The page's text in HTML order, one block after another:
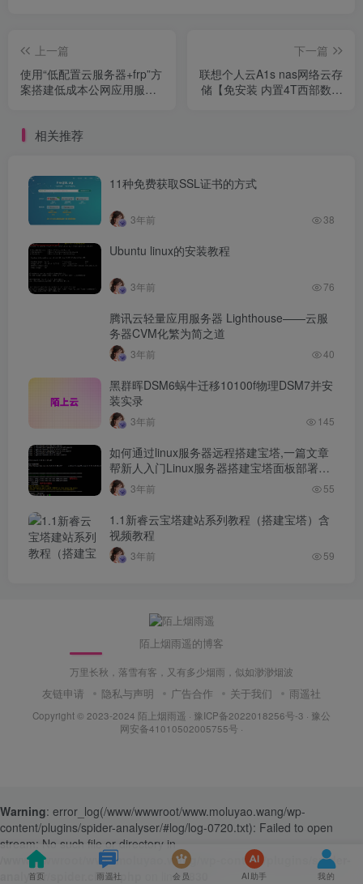
上一篇
使用“低配置云服务器+frp”方
案搭建低成本公网应用服务
下一篇
联想个人云A1s nas网络云存
储【免安装 内置4T西部数据
相关推荐
11种免费获取SSL证书的方式
3年前 38
Ubuntu linux的安装教程
3年前 76
腾讯云轻量应用服务器 Lighthouse——云服
务器CVM化繁为简之道
3年前 40
黑群晖DSM6蜗牛迁移10100f物理DSM7并安
装实录
3年前 145
如何通过linux服务器远程搭建宝塔,一篇文章
帮新人入门Linux服务器搭建宝塔面板部署客
户端脚本…
3年前 55
1.1新睿云宝塔建站系列教程（搭建宝塔）含
视频教程
3年前 59
陌上烟雨遥的博客
万里长秋，落雪有客，又有多少烟雨，似如渺渺烟波
友链申请 隐私与声明 广告合作 关于我们 雨遥社
Copyright © 2023-2024 陌上烟雨遥 · 豫ICP备2022018256号-3 · 豫公
网安备41010502005755号 ·
首页 雨遥社 会员 AI助手 我的
Warning: error_log(/www/wwwroot/www.moluyao.wang/wp-
content/plugins/spider-analyser/#log/log-0720.txt): Failed to open
stream: No such file or directory in
/www/wwwroot/www.moluyao.wang/wp-content/plugins/spider-
analyser/spider.class.php
on line2830